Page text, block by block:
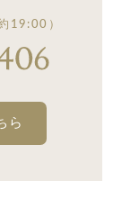
19:00）
ら